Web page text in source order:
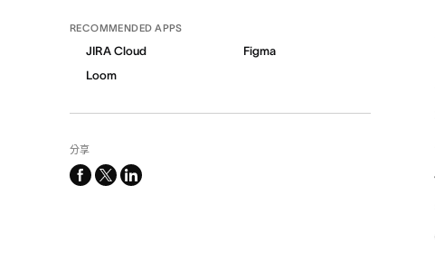
RECOMMENDED APPS
JIRA Cloud
Figma
Loom
分享
facebook
x-
linkedin